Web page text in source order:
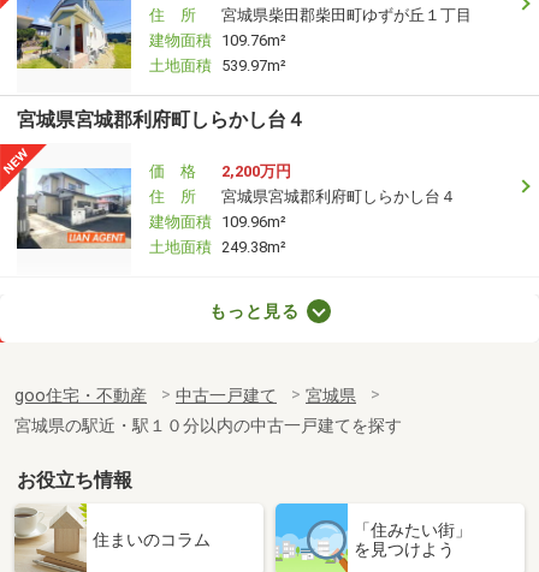
住 所
宮城県柴田郡柴田町ゆずが丘１丁目
建物面積 109.76m²
土地面積 539.97m²
宮城県宮城郡利府町しらかし台４
価 格
2,200万円
住 所
宮城県宮城郡利府町しらかし台４
建物面積 109.96m²
土地面積 249.38m²
宮城県亘理郡亘理町吉田字堰下
建物面積 123.92m²
土地面積 232.01m²
宮城県宮城郡利府町加瀬字十三本塚
価 格
3,880万円
宮城県宮城郡利府町加瀬字十三本塚
もっと見る
goo住宅・不動産 中古一戸建て
宮城県
宮城県の駅近・駅１０分以内の中古一戸建てを探す
お役立ち情報
住まいのコラム
「住みたい街」
を見つけよう